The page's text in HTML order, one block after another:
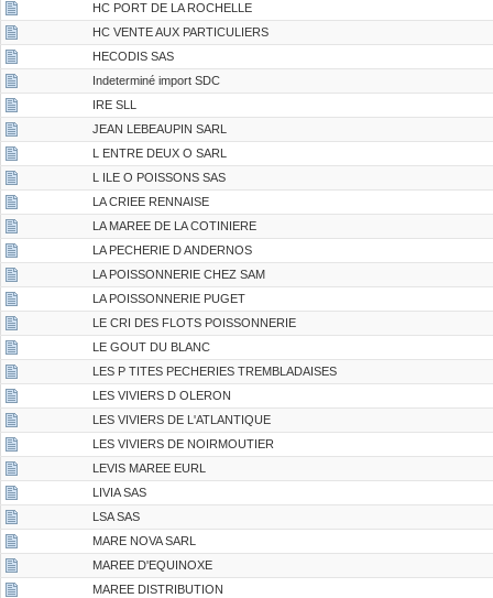
HC PORT DE LA ROCHELLE
HC VENTE AUX PARTICULIERS
HECODIS SAS
Indeterminé import SDC
IRE SLL
JEAN LEBEAUPIN SARL
L ENTRE DEUX O SARL
L ILE O POISSONS SAS
LA CRIEE RENNAISE
LA MAREE DE LA COTINIERE
LA PECHERIE D ANDERNOS
LA POISSONNERIE CHEZ SAM
LA POISSONNERIE PUGET
LE CRI DES FLOTS POISSONNERIE
LE GOUT DU BLANC
LES P TITES PECHERIES TREMBLADAISES
LES VIVIERS D OLERON
LES VIVIERS DE L'ATLANTIQUE
LES VIVIERS DE NOIRMOUTIER
LEVIS MAREE EURL
LIVIA SAS
LSA SAS
MARE NOVA SARL
MAREE D'EQUINOXE
MAREE DISTRIBUTION